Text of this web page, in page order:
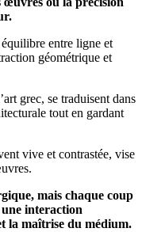
entre ligne et
géométrique et
grec, se traduisent dans
tout en gardant
vive et contrastée, vise
mais chaque coup
interaction
la maîtrise du médium.